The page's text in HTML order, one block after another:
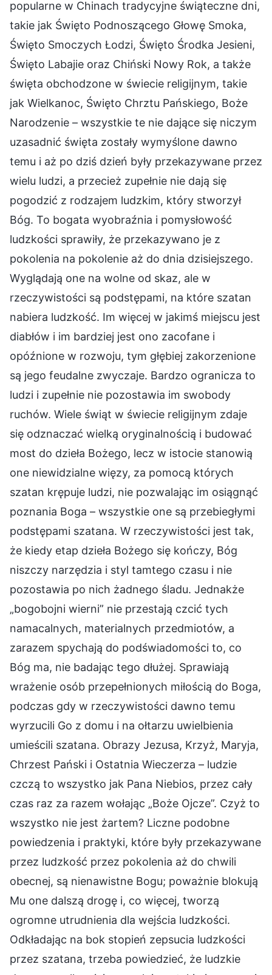
popularne w Chinach tradycyjne świąteczne dni,
takie jak Święto Podnoszącego Głowę Smoka,
Święto Smoczych Łodzi, Święto Środka Jesieni,
Święto Labajie oraz Chiński Nowy Rok, a także
święta obchodzone w świecie religijnym, takie
jak Wielkanoc, Święto Chrztu Pańskiego, Boże
Narodzenie – wszystkie te nie dające się niczym
uzasadnić święta zostały wymyślone dawno
temu i aż po dziś dzień były przekazywane przez
wielu ludzi, a przecież zupełnie nie dają się
pogodzić z rodzajem ludzkim, który stworzył
Bóg. To bogata wyobraźnia i pomysłowość
ludzkości sprawiły, że przekazywano je z
pokolenia na pokolenie aż do dnia dzisiejszego.
Wyglądają one na wolne od skaz, ale w
rzeczywistości są podstępami, na które szatan
nabiera ludzkość. Im więcej w jakimś miejscu jest
diabłów i im bardziej jest ono zacofane i
opóźnione w rozwoju, tym głębiej zakorzenione
są jego feudalne zwyczaje. Bardzo ogranicza to
ludzi i zupełnie nie pozostawia im swobody
ruchów. Wiele świąt w świecie religijnym zdaje
się odznaczać wielką oryginalnością i budować
most do dzieła Bożego, lecz w istocie stanowią
one niewidzialne więzy, za pomocą których
szatan krępuje ludzi, nie pozwalając im osiągnąć
poznania Boga – wszystkie one są przebiegłymi
podstępami szatana. W rzeczywistości jest tak,
że kiedy etap dzieła Bożego się kończy, Bóg
niszczy narzędzia i styl tamtego czasu i nie
pozostawia po nich żadnego śladu. Jednakże
„bogobojni wierni” nie przestają czcić tych
namacalnych, materialnych przedmiotów, a
zarazem spychają do podświadomości to, co
Bóg ma, nie badając tego dłużej. Sprawiają
wrażenie osób przepełnionych miłością do Boga,
podczas gdy w rzeczywistości dawno temu
wyrzucili Go z domu i na ołtarzu uwielbienia
umieścili szatana. Obrazy Jezusa, Krzyż, Maryja,
Chrzest Pański i Ostatnia Wieczerza – ludzie
czczą to wszystko jak Pana Niebios, przez cały
czas raz za razem wołając „Boże Ojcze”. Czyż to
wszystko nie jest żartem? Liczne podobne
powiedzenia i praktyki, które były przekazywane
przez ludzkość przez pokolenia aż do chwili
obecnej, są nienawistne Bogu; poważnie blokują
Mu one dalszą drogę i, co więcej, tworzą
ogromne utrudnienia dla wejścia ludzkości.
Odkładając na bok stopień zepsucia ludzkości
przez szatana, trzeba powiedzieć, że ludzkie